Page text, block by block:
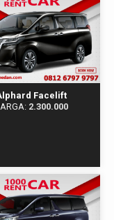
Facelift
2.300.000